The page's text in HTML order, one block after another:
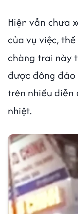
Hiện vẫn chưa
của vụ việc,
chàng trai này
được đông đảo
trên nhiều diễn
nhiệt.